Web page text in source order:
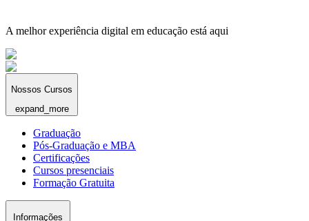
A melhor experiência digital em educação está aqui
Nossos Cursos
expand_more
Graduação
Pós-Graduação e MBA
Certificações
Cursos presenciais
Formação Gratuita
Informações